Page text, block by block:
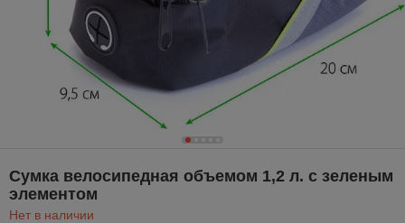
Сумка велосипедная объемом 1,2 л. с зеленым
элементом
Нет в наличии